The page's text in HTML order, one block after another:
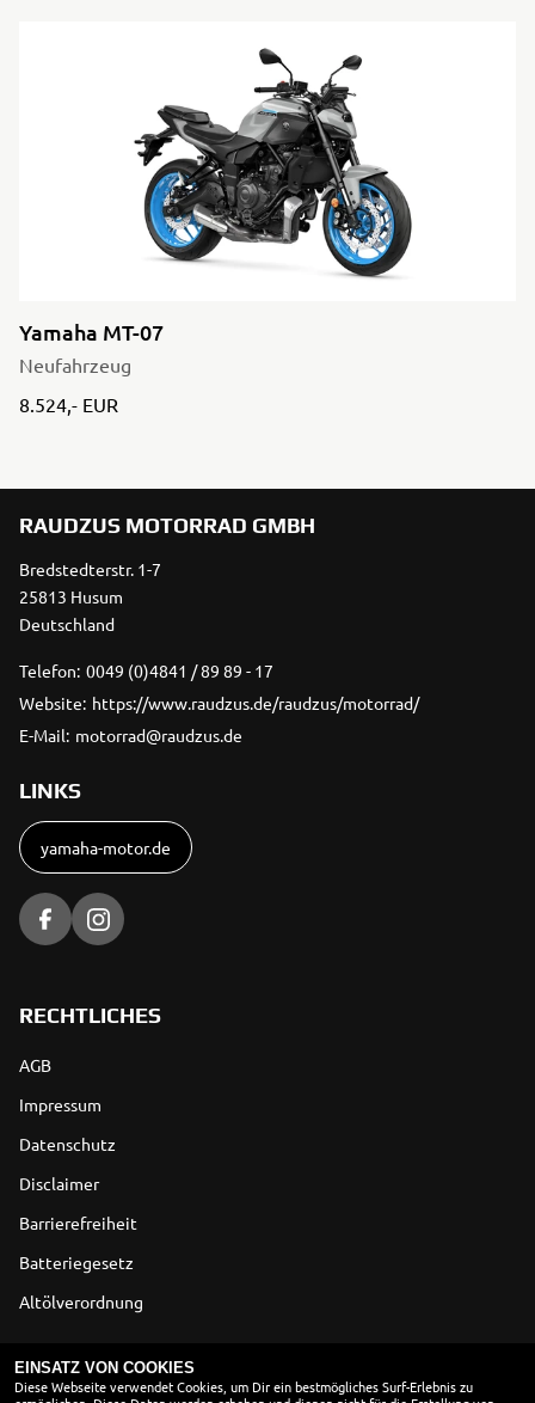
Yamaha MT-07
Neufahrzeug
8.524,- EUR
RAUDZUS MOTORRAD GMBH
Bredstedterstr. 1-7
25813 Husum
Deutschland
Telefon: 0049 (0)4841 / 89 89 - 17
Website: https://www.raudzus.de/raudzus/motorrad/
E-Mail: motorrad@raudzus.de
LINKS
yamaha-motor.de
RECHTLICHES
AGB
Impressum
Datenschutz
Disclaimer
Barrierefreiheit
Batteriegesetz
Altölverordnung
ÖFFNUNGSZEITEN
EINSATZ VON COOKIES
Diese Webseite verwendet Cookies, um Dir ein bestmögliches Surf-Erlebnis zu